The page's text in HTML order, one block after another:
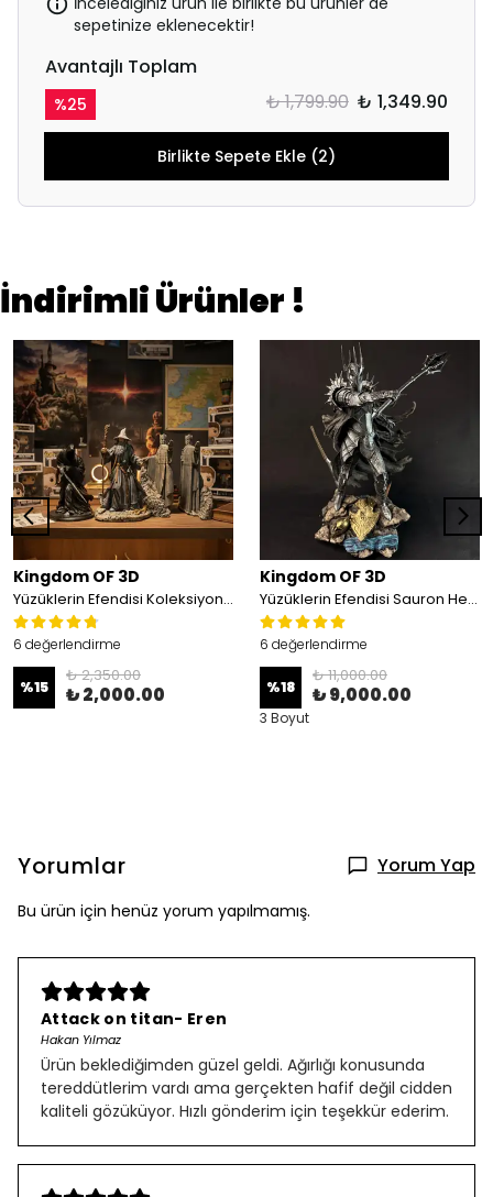
sepetinize eklenecektir!
Avantajlı Toplam
%25 ₺ 1,799.90 ₺ 1,349.90
Birlikte Sepete Ekle (2)
İndirimli Ürünler !
Kingdom OF 3D
Yüzüklerin Efendisi Koleksiyon Seti, 3'lü Set(Argonath Heykelleri, Nazgul, Gandalf)
6 değerlendirme
%15
₺ 2,350.00
₺ 2,000.00
Kingdom OF 3D
Yüzüklerin Efendisi Sauron Heykeli
6 değerlendirme
%18
₺ 11,000.00
₺ 9,000.00
3 Boyut
Yorumlar Yorum Yap
Bu ürün için henüz yorum yapılmamış.
Attack on titan- Eren
Hakan Yılmaz
Ürün beklediğimden güzel geldi. Ağırlığı konusunda
tereddütlerim vardı ama gerçekten hafif değil cidden
kaliteli gözüküyor. Hızlı gönderim için teşekkür ederim.